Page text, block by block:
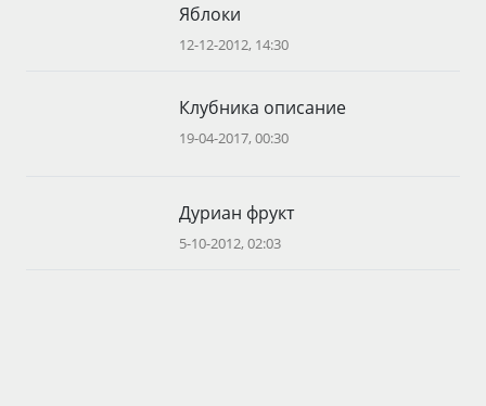
Яблоки
12-12-2012, 14:30
Клубника описание
19-04-2017, 00:30
Дуриан фрукт
5-10-2012, 02:03